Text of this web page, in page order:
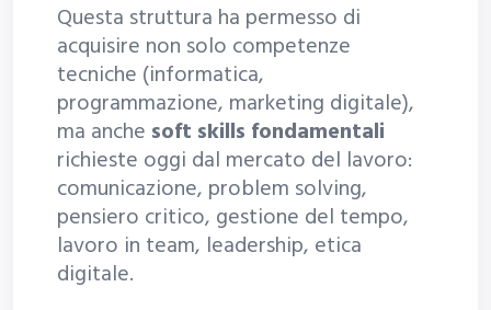
Questa struttura ha permesso di
acquisire non solo competenze
tecniche (informatica,
programmazione, marketing digitale),
ma anche soft skills fondamentali
richieste oggi dal mercato del lavoro:
comunicazione, problem solving,
pensiero critico, gestione del tempo,
lavoro in team, leadership, etica
digitale.